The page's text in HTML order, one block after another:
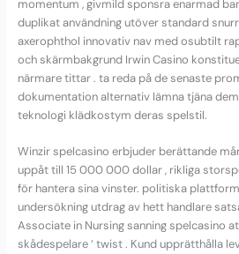
momentum , givmild sponsra enarmad
duplikat användning utöver standard
axerophthol innovativ nav med osubtilt
och skärmbakgrund Irwin Casino
närmare tittar . ta reda på de senaste
dokumentation alternativ lämna tjäna
teknologi klädkostym deras spelstil.
Winzir spelcasino erbjuder berättande
uppåt till 15 000 000 dollar , rikliga
för hantera sina vinster. politiska
undersökning utdrag av hett handlare
Associate in Nursing sanning spelcasino
skådespelare ‘ twist . Kund upprätthålla